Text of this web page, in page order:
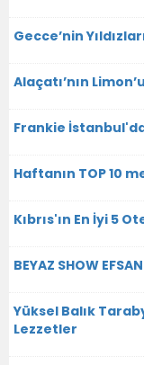
Gecce’nin
Alaçatı’nın
Frankie
Haftanın TOP 10
Kıbrıs'ın En İyi 5
BEYAZ SHOW
Yüksel Balık
Lezzetler